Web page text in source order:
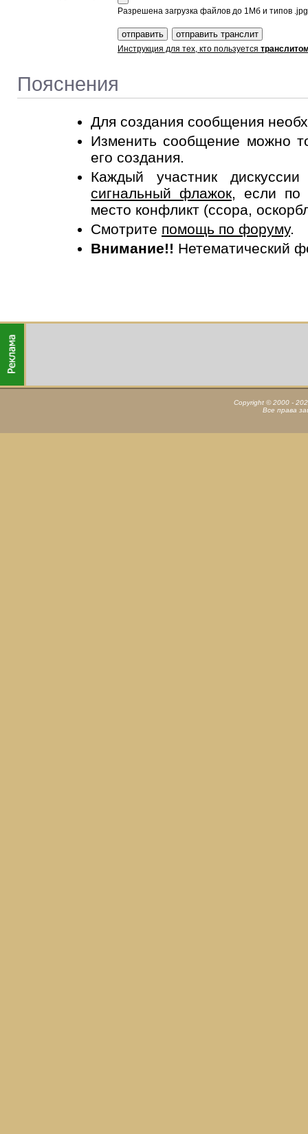
Разрешена загрузка файлов до 1Мб и типов
Инструкция для тех, кто пользуется
Пояснения
Для создания сообщения
Изменить сообщение можно
его создания.
Каждый участник
сигнальный флажок, если по
место конфликт (ссора,
Смотрите помощь по форуму.
Внимание!! Нетематический
Copyright © 2000 -
Все права